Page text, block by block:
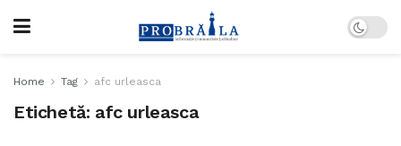
Home Tag afc urleasca
Etichetă: afc urleasca